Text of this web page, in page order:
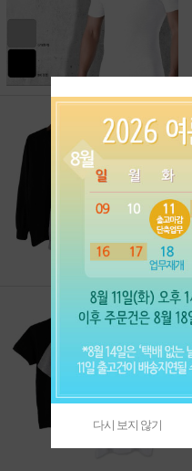
다시 보지 않기